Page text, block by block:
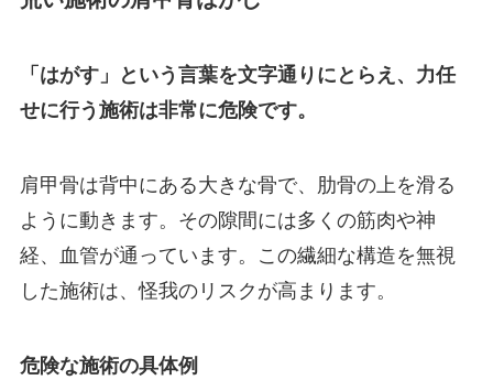
「はがす」という言葉を文字通りにとらえ、力任
せに行う施術は非常に危険です。
肩甲骨は背中にある大きな骨で、肋骨の上を滑る
ように動きます。その隙間には多くの筋肉や神
経、血管が通っています。この繊細な構造を無視
した施術は、怪我のリスクが高まります。
危険な施術の具体例